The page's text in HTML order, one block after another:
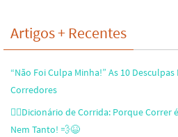
Artigos + Recentes
“Não Foi Culpa Minha!” As 10
Corredores
🏃‍♂️Dicionário de Corrida: Porque Correr
Nem Tanto! 💨😆